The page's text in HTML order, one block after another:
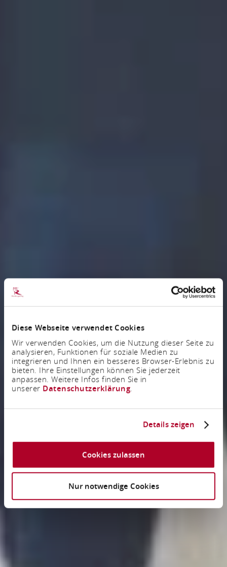
Diese Webseite verwendet Cookies
Wir verwenden Cookies, um die Nutzung dieser Seite zu
analysieren, Funktionen für soziale Medien zu
integrieren und Ihnen ein besseres Browser-Erlebnis zu
bieten. Ihre Einstellungen können Sie jederzeit
anpassen. Weitere Infos finden Sie in
unserer Datenschutzerklärung.
Details zeigen
Cookies zulassen
Nur notwendige Cookies